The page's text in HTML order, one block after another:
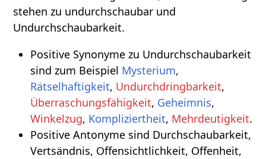
stehen zu undurchschaubar und
Undurchschaubarkeit.
Positive Synonyme zu Undurchschaubarkeit
sind zum Beispiel Mysterium,
Rätselhaftigkeit, Undurchdringbarkeit,
Überraschungsfähigkeit, Geheimnis,
Winkelzug, Kompliziertheit, Mehrdeutigkeit.
Positive Antonyme sind Durchschaubarkeit,
Vertsändnis, Offensichtlichkeit, Offenheit,